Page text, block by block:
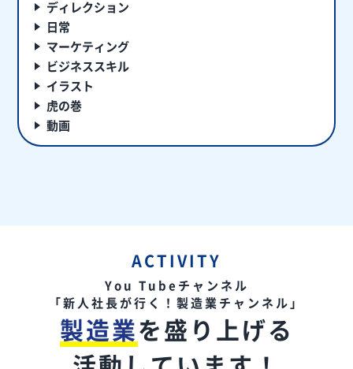
ディレクション
日常
マーケティング
ビジネススキル
イラスト
虎の巻
動画
ACTIVITY
You Tubeチャンネル
「新人社長が行く！製造業チャンネル」
製造業を盛り上げる